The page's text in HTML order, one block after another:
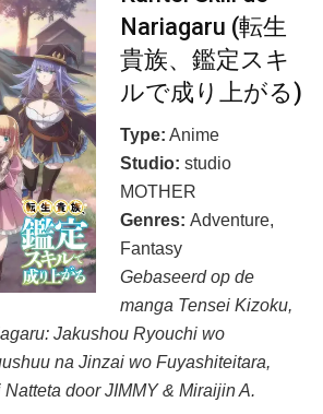
Nariagaru (転生
貴族、鑑定スキ
ルで成り上がる)
Type: Anime
Studio: studio
MOTHER
Genres: Adventure,
Fantasy
Gebaseerd op de
manga Tensei Kizoku,
Jakushou Ryouchi wo
na Jinzai wo Fuyashiteitara,
door JIMMY & Miraijin A.